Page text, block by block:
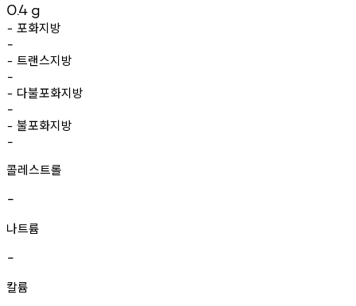
0.4 g
- 포화지방
-
- 트랜스지방
-
- 다불포화지방
-
- 불포화지방
-
콜레스트롤
-
나트륨
-
칼륨